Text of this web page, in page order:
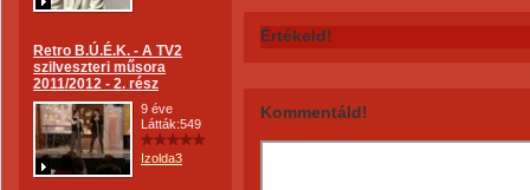
Retro B.Ú.É.K. - A TV2
szilveszteri műsora
2011/2012 - 2. rész
9 éve
Látták:549
Izolda3
Értékeld!
Kommentáld!